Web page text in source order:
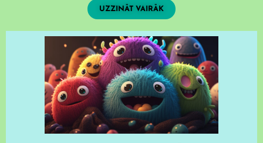
UZZINĀT VAIRĀK